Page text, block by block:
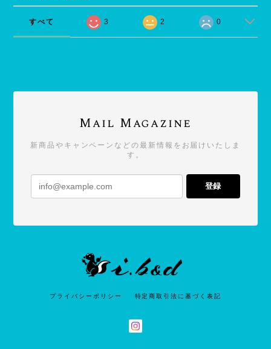
すべて 3 2 0
Mail Magazine
新商品やキャンペーンなどの最新情報をお届けいたしま
す。
登録
プライバシーポリシー 特定商取引法に基づく表記